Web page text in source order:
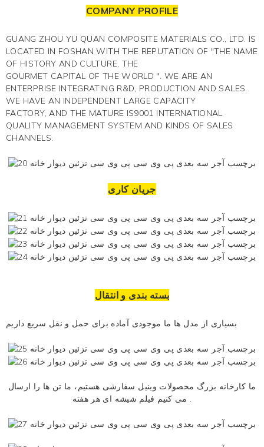
COMPANY PROFILE
GUANG ZHOU YU QUAN COMPOSITE MATERIALS CO., LTD. IS
LOCATED IN FOSHAN WITH THE REPUTATION OF "THE NAME
OF HISTORY AND CULTURE, THE
GOURMET CAPITAL OF THE WORLD ". WE ARE AN
ENTERPRISE INTEGRATING R&D, PRODUCTION AND SALES.
WE HAVE AN INDEPENDENT LARGE CAPACITY
FACTORY, AND THE MATURE IS9001 INTERNATIONAL
QUALITY MANAGEMENT SYSTEM AND KINDS OF SALES
CHANNELS.
جریان کاری
بسته بندی و انتقال
بسیاری از مدل ها ما موجودی آماده برای حمل و نقل سریع داریم
ما کارخانه بزرگ محصولات وینیل سفارشی هستیم، ما تن ها را ارسال
می کنیم فیلم شیشه ای هر هفته .